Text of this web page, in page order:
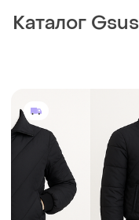
Каталог Gsus